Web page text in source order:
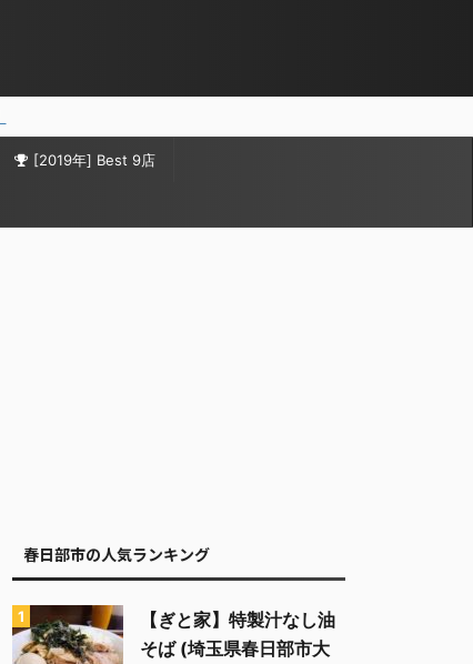
[2019年] Best 9店
春日部市の人気ランキング
【ぎと家】特製汁なし油
そば (埼玉県春日部市大